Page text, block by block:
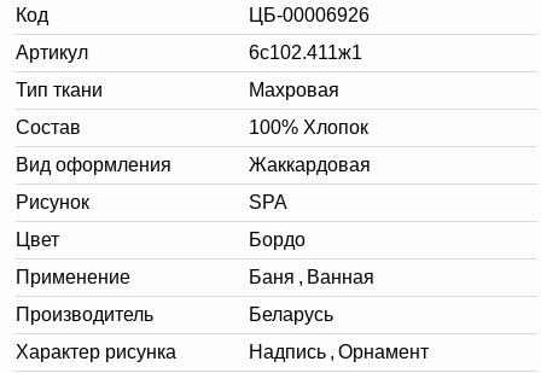
Код
ЦБ-00006926
Артикул
6с102.411ж1
Тип ткани
Махровая
Состав
100% Хлопок
Вид оформления
Жаккардовая
Рисунок
SPA
Цвет
Бордо
Применение
Баня , Ванная
Производитель
Беларусь
Характер рисунка
Надпись , Орнамент